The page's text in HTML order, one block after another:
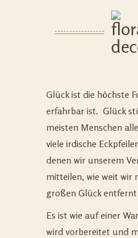
Glück ist die höchste
erfahrbar ist. Glück
meisten Menschen
viele irdische
denen wir unserem
mitteilen, wie weit wir
großen Glück entfernt
Es ist wie auf einer
wird vorbereitet und